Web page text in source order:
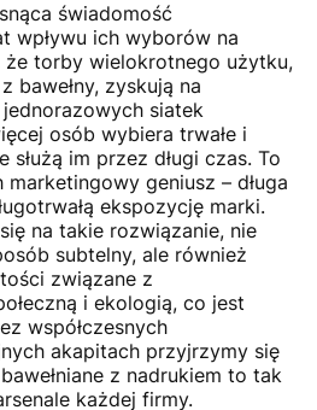
świadomość
wpływu ich wyborów na
że torby wielokrotnego użytku,
bawełny, zyskują na
siatek
osób wybiera trwałe i
im przez długi czas. To
geniusz – długa
ekspozycję marki.
na takie rozwiązanie, nie
subtelny, ale również
związane z
i ekologią, co jest
współczesnych
akapitach przyjrzymy się
z nadrukiem to tak
każdej firmy.